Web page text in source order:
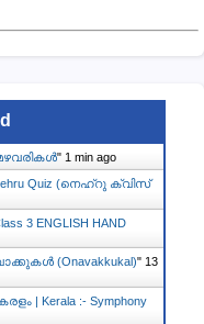
" 1 min ago
Quiz (നെഹ്‌റു ക്വിസ്
3 ENGLISH HAND
(Onavakkukal)" 13
| Kerala :- Symphony